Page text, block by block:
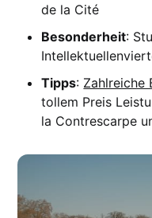
de la Cité
Besonderheit:
Tipps: Zahlreiche
tollem Preis
la Contrescarpe